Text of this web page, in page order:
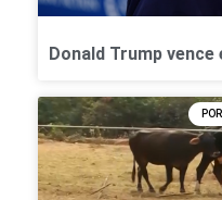
Donald Trump vence